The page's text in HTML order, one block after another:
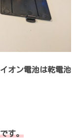
オン電池は乾電池
す。